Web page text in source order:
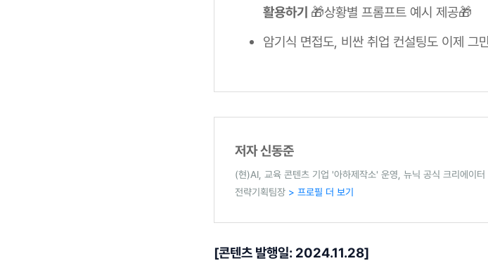
활용하기 🎁상황별 프롬프트 예시 제공🎁
암기식 면접도, 비싼 취업 컨설팅도 이제 그
저자 신동준
(현)AI, 교육 콘텐츠 기업 '아하제작소' 운영, 뉴닉 공식 크리에이
전략기획팀장 > 프로필 더 보기
[콘텐츠 발행일: 2024.11.28]